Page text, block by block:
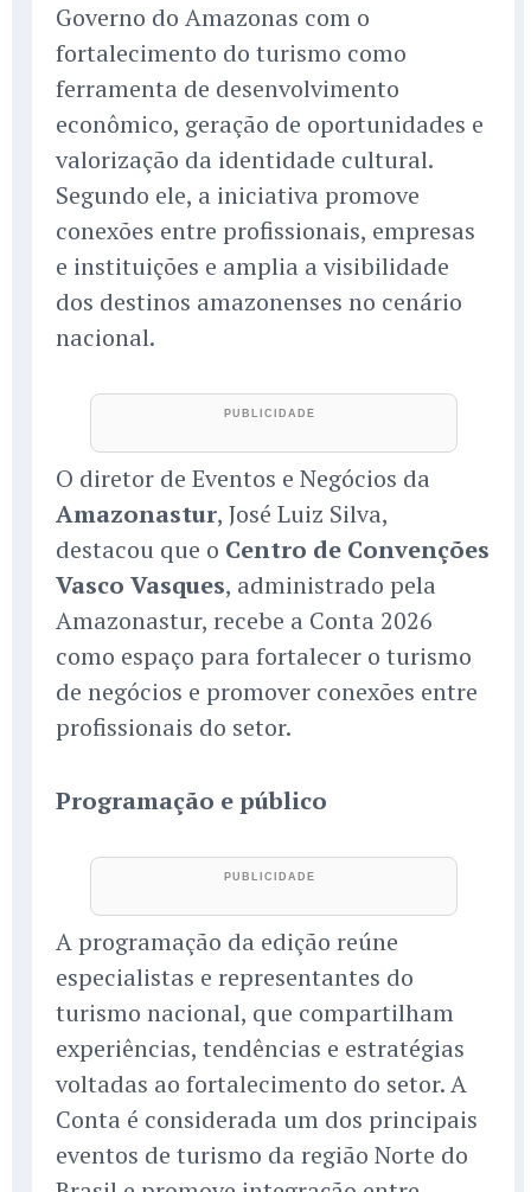
Governo do Amazonas com o
fortalecimento do turismo como
ferramenta de desenvolvimento
econômico, geração de oportunidades e
valorização da identidade cultural.
Segundo ele, a iniciativa promove
conexões entre profissionais, empresas
e instituições e amplia a visibilidade
dos destinos amazonenses no cenário
nacional.
O diretor de Eventos e Negócios da
Amazonastur, José Luiz Silva,
destacou que o Centro de Convenções
Vasco Vasques, administrado pela
Amazonastur, recebe a Conta 2026
como espaço para fortalecer o turismo
de negócios e promover conexões entre
profissionais do setor.
Programação e público
A programação da edição reúne
especialistas e representantes do
turismo nacional, que compartilham
experiências, tendências e estratégias
voltadas ao fortalecimento do setor. A
Conta é considerada um dos principais
eventos de turismo da região Norte do